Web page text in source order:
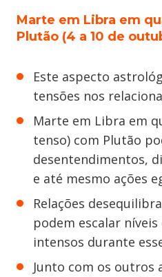
Marte em Libra em
Plutão (4 a 10 de
Este aspecto
tensões nos
Marte em Libra em
tenso) com Plutão
desentendimentos,
e até mesmo ações
Relações
podem escalar
intensos durante
Junto com os outros